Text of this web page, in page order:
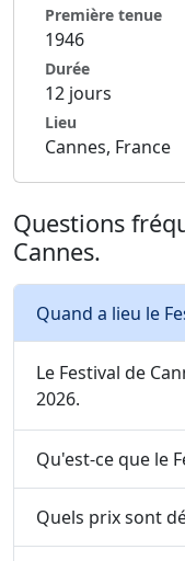
Première tenue
1946
Durée
12 jours
Lieu
Cannes, France
Questions
Cannes.
Quand a lieu le
Le Festival de
2026.
Qu'est-ce que le
Quels prix sont